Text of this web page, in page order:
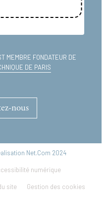
MEMBRE FONDATEUR DE
DE PARIS
nous
Net.Com 2024
numérique
site Gestion des cookies